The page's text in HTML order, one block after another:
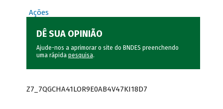
Ações
DÊ SUA OPINIÃO
Ajude-nos a aprimorar o site do BNDES preenchendo
uma rápida pesquisa.
Z7_7QGCHA41LOR9E0AB4V47KI18D7